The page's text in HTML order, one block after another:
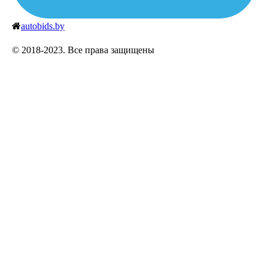
autobids.by
© 2018-2023. Все права защищены